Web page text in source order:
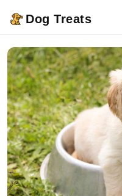
Dog Treats